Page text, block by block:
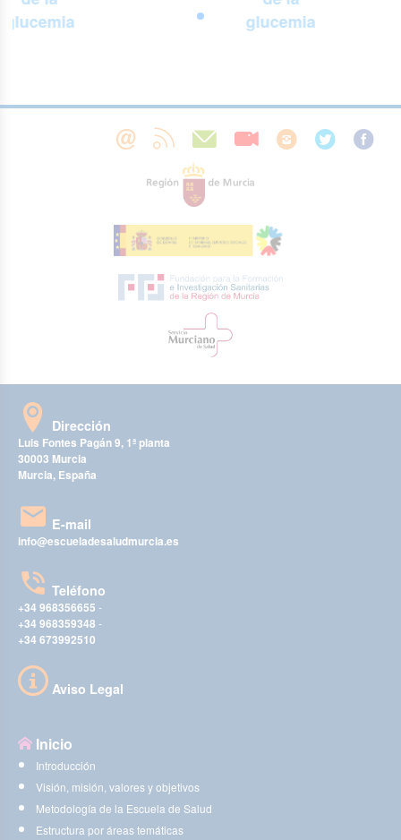
glucemia
glucemia
Dirección
Luis Fontes Pagán 9, 1ª planta
30003 Murcia
Murcia, España
E-mail
info@escueladesaludmurcia.es
Teléfono
+34 968356655 -
+34 968359348 -
+34 673992510
Aviso Legal
Inicio
Introducción
Visión, misión, valores y objetivos
Metodología de la Escuela de Salud
Estructura por áreas temáticas